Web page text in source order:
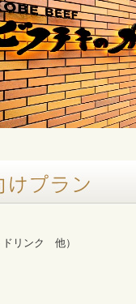
ドリンク 他）